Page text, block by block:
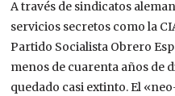
A través de sindicatos
servicios secretos como la
Partido Socialista Obrero
menos de cuarenta años de
quedado casi extinto. El